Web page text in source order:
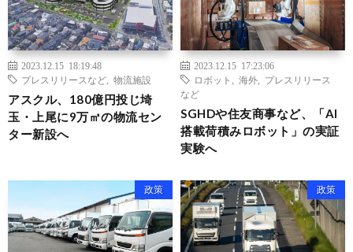
2023.12.15 18:19:48
プレスリリースなど
物流施設
アスクル、180億円投じ埼
玉・上尾に9万㎡の物流セン
ター新設へ
2023.12.15 17:23:06
ロボット
海外
プレスリリース
など
SGHDや住友商事など、「AI
搭載荷積みロボット」の実証
実験へ
政策 政策